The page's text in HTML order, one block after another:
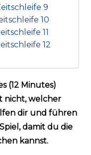
9
10
11
12
(12 Minutes)
nicht, welcher
dir und führen
damit du die
kannst.